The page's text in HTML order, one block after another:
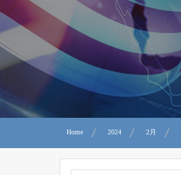
Home 2024 2月